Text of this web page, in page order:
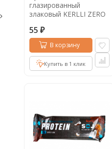
глазированный
злаковый KERLLI ZERO
55 ₽
В корзину
Купить в 1 клик